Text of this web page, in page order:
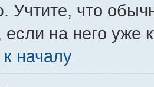
Учтите, что
на него уже
началу